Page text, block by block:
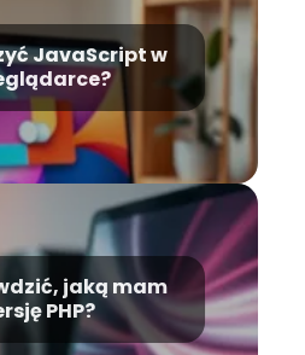
JavaScript w
jaką mam
PHP?